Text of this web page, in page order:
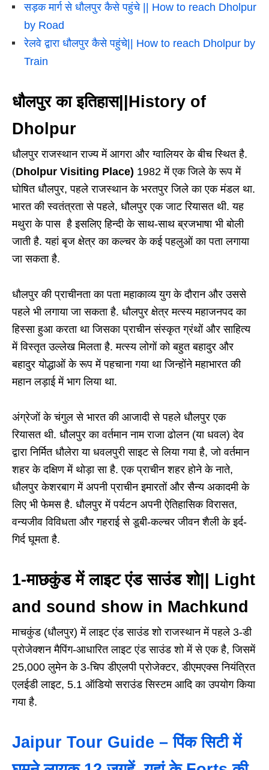
सड़क मार्ग से धौलपुर कैसे पहुंचे || How to reach Dholpur
by Road
रेलवे द्वारा धौलपुर कैसे पहुंचे|| How to reach Dholpur by
Train
धौलपुर का इतिहास||History of
Dholpur
धौलपुर राजस्थान राज्य में आगरा और ग्वालियर के बीच स्थित है.
(Dholpur Visiting Place) 1982 में एक जिले के रूप में
घोषित धौलपुर, पहले राजस्थान के भरतपुर जिले का एक मंडल था.
भारत की स्वतंत्रता से पहले, धौलपुर एक जाट रियासत थी. यह
मथुरा के पास है इसलिए हिन्दी के साथ-साथ ब्रजभाषा भी बोली
जाती है. यहां बृज क्षेत्र का कल्चर के कई पहलुओं का पता लगाया
जा सकता है.
धौलपुर की प्राचीनता का पता महाकाव्य युग के दौरान और उससे
पहले भी लगाया जा सकता है. धौलपुर क्षेत्र मत्स्य महाजनपद का
हिस्सा हुआ करता था जिसका प्राचीन संस्कृत ग्रंथों और साहित्य
में विस्तृत उल्लेख मिलता है. मत्स्य लोगों को बहुत बहादुर और
बहादुर योद्धाओं के रूप में पहचाना गया था जिन्होंने महाभारत की
महान लड़ाई में भाग लिया था.
अंग्रेजों के चंगुल से भारत की आजादी से पहले धौलपुर एक
रियासत थी. धौलपुर का वर्तमान नाम राजा ढोलन (या धवल) देव
द्वारा निर्मित धौलेरा या धवलपुरी साइट से लिया गया है, जो वर्तमान
शहर के दक्षिण में थोड़ा सा है. एक प्राचीन शहर होने के नाते,
धौलपुर केशरबाग में अपनी प्राचीन इमारतों और सैन्य अकादमी के
लिए भी फेमस है. धौलपुर में पर्यटन अपनी ऐतिहासिक विरासत,
वन्यजीव विविधता और गहराई से डूबी-कल्चर जीवन शैली के इर्द-
गिर्द घूमता है.
1-माछकुंड में लाइट एंड साउंड शो|| Light
and sound show in Machkund
माचकुंड (धौलपुर) में लाइट एंड साउंड शो राजस्थान में पहले 3-डी
प्रोजेक्शन मैपिंग-आधारित लाइट एंड साउंड शो में से एक है, जिसमें
25,000 लुमेन के 3-चिप डीएलपी प्रोजेक्टर, डीएमएक्स नियंत्रित
एलईडी लाइट, 5.1 ऑडियो सराउंड सिस्टम आदि का उपयोग किया
गया है.
Jaipur Tour Guide – पिंक सिटी में